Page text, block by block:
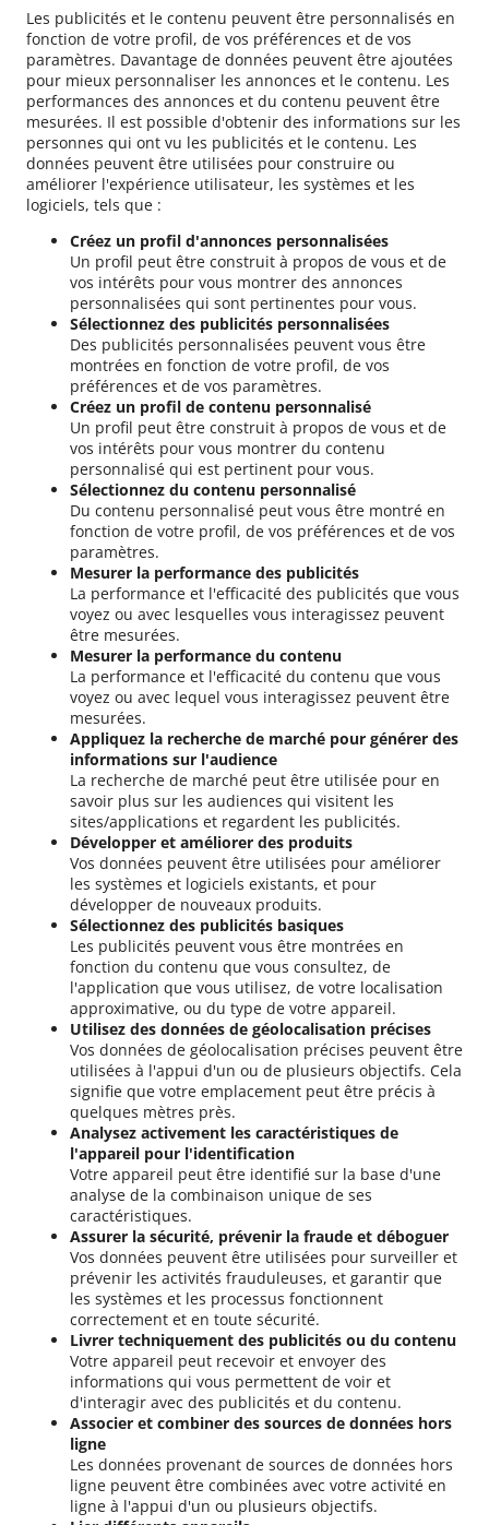
Les publicités et le contenu peuvent être personnalisés en
fonction de votre profil, de vos préférences et de vos
paramètres. Davantage de données peuvent être ajoutées
pour mieux personnaliser les annonces et le contenu. Les
performances des annonces et du contenu peuvent être
mesurées. Il est possible d'obtenir des informations sur les
personnes qui ont vu les publicités et le contenu. Les
données peuvent être utilisées pour construire ou
améliorer l'expérience utilisateur, les systèmes et les
logiciels, tels que :
Créez un profil d'annonces personnalisées
Un profil peut être construit à propos de vous et de
vos intérêts pour vous montrer des annonces
personnalisées qui sont pertinentes pour vous.
Sélectionnez des publicités personnalisées
Des publicités personnalisées peuvent vous être
montrées en fonction de votre profil, de vos
préférences et de vos paramètres.
Créez un profil de contenu personnalisé
Un profil peut être construit à propos de vous et de
vos intérêts pour vous montrer du contenu
personnalisé qui est pertinent pour vous.
Sélectionnez du contenu personnalisé
Du contenu personnalisé peut vous être montré en
fonction de votre profil, de vos préférences et de vos
paramètres.
Mesurer la performance des publicités
La performance et l'efficacité des publicités que vous
voyez ou avec lesquelles vous interagissez peuvent
être mesurées.
Mesurer la performance du contenu
La performance et l'efficacité du contenu que vous
voyez ou avec lequel vous interagissez peuvent être
mesurées.
Appliquez la recherche de marché pour générer des
informations sur l'audience
La recherche de marché peut être utilisée pour en
savoir plus sur les audiences qui visitent les
sites/applications et regardent les publicités.
Développer et améliorer des produits
Vos données peuvent être utilisées pour améliorer
les systèmes et logiciels existants, et pour
développer de nouveaux produits.
Sélectionnez des publicités basiques
Les publicités peuvent vous être montrées en
fonction du contenu que vous consultez, de
l'application que vous utilisez, de votre localisation
approximative, ou du type de votre appareil.
Utilisez des données de géolocalisation précises
Vos données de géolocalisation précises peuvent être
utilisées à l'appui d'un ou de plusieurs objectifs. Cela
signifie que votre emplacement peut être précis à
quelques mètres près.
Analysez activement les caractéristiques de
l'appareil pour l'identification
Votre appareil peut être identifié sur la base d'une
analyse de la combinaison unique de ses
caractéristiques.
Assurer la sécurité, prévenir la fraude et déboguer
Vos données peuvent être utilisées pour surveiller et
prévenir les activités frauduleuses, et garantir que
les systèmes et les processus fonctionnent
correctement et en toute sécurité.
Livrer techniquement des publicités ou du contenu
Votre appareil peut recevoir et envoyer des
informations qui vous permettent de voir et
d'interagir avec des publicités et du contenu.
Associer et combiner des sources de données hors
ligne
Les données provenant de sources de données hors
ligne peuvent être combinées avec votre activité en
ligne à l'appui d'un ou plusieurs objectifs.